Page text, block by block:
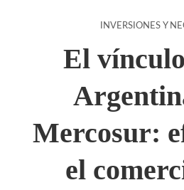
INVERSIONES Y
El
Mercosur:
el